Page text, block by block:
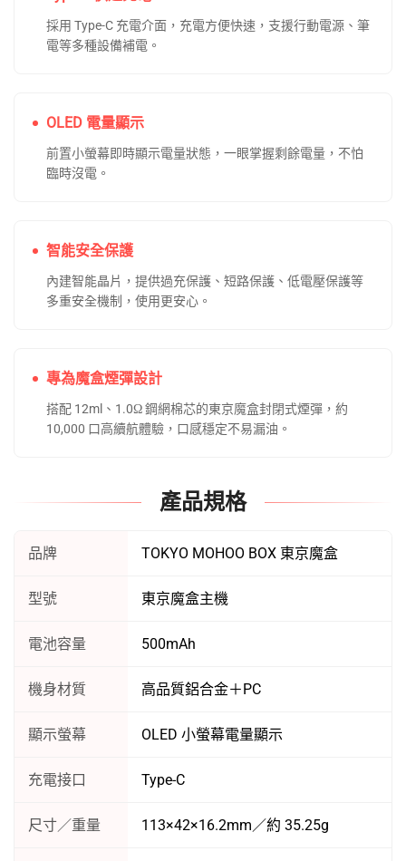
採用 Type-C 充電介面，充電方便快速，支援行動電源、筆
電等多種設備補電。
OLED 電量顯示
前置小螢幕即時顯示電量狀態，一眼掌握剩餘電量，不怕
臨時沒電。
智能安全保護
內建智能晶片，提供過充保護、短路保護、低電壓保護等
多重安全機制，使用更安心。
專為魔盒煙彈設計
搭配 12ml、1.0Ω 鋼網棉芯的東京魔盒封閉式煙彈，約
10,000 口高續航體驗，口感穩定不易漏油。
產品規格
品牌 TOKYO MOHOO BOX 東京魔盒
型號 東京魔盒主機
電池容量 500mAh
機身材質 高品質鋁合金＋PC
顯示螢幕 OLED 小螢幕電量顯示
充電接口 Type-C
尺寸／重量 113×42×16.2mm／約 35.25g